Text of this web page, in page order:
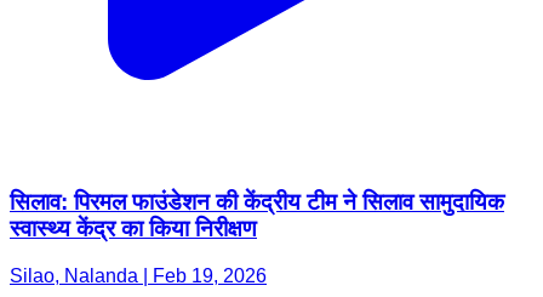
सिलाव: पिरमल फाउंडेशन की केंद्रीय टीम ने सिलाव सामुदायिक
स्वास्थ्य केंद्र का किया निरीक्षण
Silao, Nalanda | Feb 19, 2026